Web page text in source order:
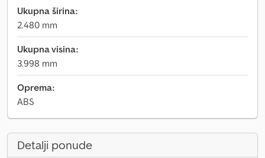
Ukupna širina:
2.480 mm
Ukupna visina:
3.998 mm
Oprema:
ABS
Detalji ponude